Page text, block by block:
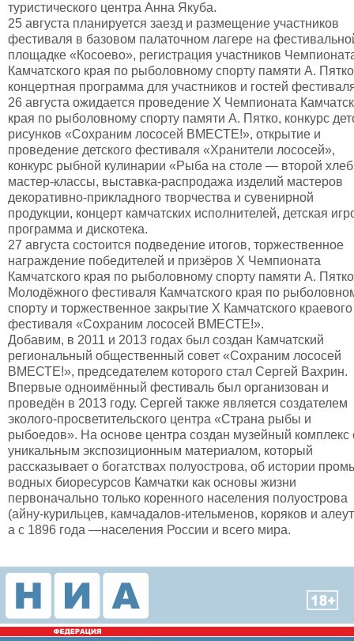
туристического центра Анна Якуба.
25 августа планируется заезд и размещение участников
фестиваля в базовом палаточном лагере на
площадке «Косоево», регистрация участников
Камчатского края по рыболовному спорту памяти А.
концертная программа для участников и гостей
26 августа ожидается проведение X Чемпионата
края по рыболовному спорту памяти А. Пятко, конкурс
рисунков «Сохраним лососей ВМЕСТЕ!», открытие и
проведение детского фестиваля «Хранители лососей»,
конкурс рыбной кулинарии «Рыба на столе — второй
мастер-классы, выставка-распродажа изделий мастеров
декоративно-прикладного творчества и сувенирной
продукции, концерт камчатских исполнителей, детская
программа и дискотека.
27 августа состоится подведение итогов, торжественное
награждение победителей и призёров X Чемпионата
Камчатского края по рыболовному спорту памяти А.
Молодёжного фестиваля Камчатского края по
спорту и торжественное закрытие X Камчатского краевого
фестиваля «Сохраним лососей ВМЕСТЕ!».
Добавим, в 2011 и 2013 годах был создан Камчатский
региональный общественный совет «Сохраним лососей
ВМЕСТЕ!», председателем которого стал Сергей Вахрин.
Впервые одноимённый фестиваль был организован и
проведён в 2013 году. Сергей также является создателем
эколого-просветительского центра «Страна рыбы и
рыбоедов». На основе центра создан музейный комплекс
уникальным экспозиционным материалом, который
рассказывает о богатствах полуострова, об истории
водных биоресурсов Камчатки как основы жизни
первоначально только коренного населения полуострова
(айну-курильцев, камчадалов-ительменов, коряков и
а с 1896 года —населения России и всего мира.